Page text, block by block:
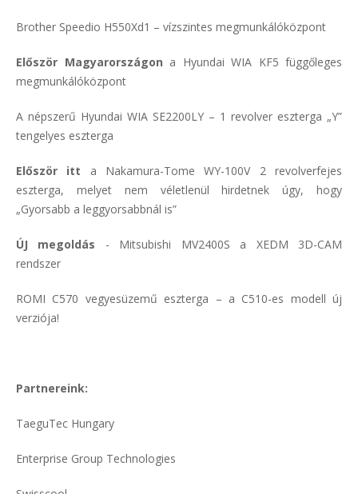
Brother Speedio H550Xd1 – vízszintes megmunkálóközpont
Először Magyarországon a Hyundai WIA KF5 függőleges
megmunkálóközpont
A népszerű Hyundai WIA SE2200LY – 1 revolver eszterga „Y”
tengelyes eszterga
Először itt a Nakamura-Tome WY-100V 2 revolverfejes
eszterga, melyet nem véletlenül hirdetnek úgy, hogy
„Gyorsabb a leggyorsabbnál is”
ÚJ megoldás - Mitsubishi MV2400S a XEDM 3D-CAM
rendszer
ROMI C570 vegyesüzemű eszterga – a C510-es modell új
verziója!
Partnereink:
TaeguTec Hungary
Enterprise Group Technologies